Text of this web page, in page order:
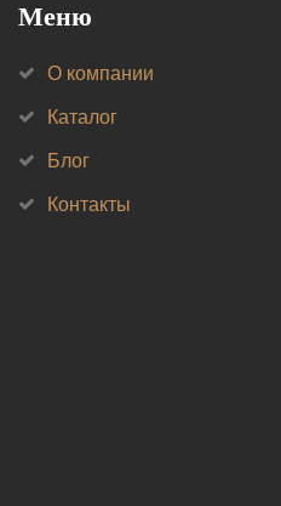
Меню
О компании
Каталог
Блог
Контакты